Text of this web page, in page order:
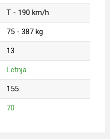
T - 190 km/h
75 - 387 kg
13
Letnja
155
70